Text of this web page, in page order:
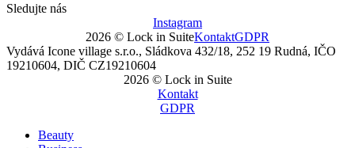
Sledujte nás
Instagram
2026 © Lock in SuiteKontaktGDPR
Vydává Icone village s.r.o., Sládkova 432/18, 252 19 Rudná, IČO
19210604, DIČ CZ19210604
2026 © Lock in Suite
Kontakt
GDPR
Beauty